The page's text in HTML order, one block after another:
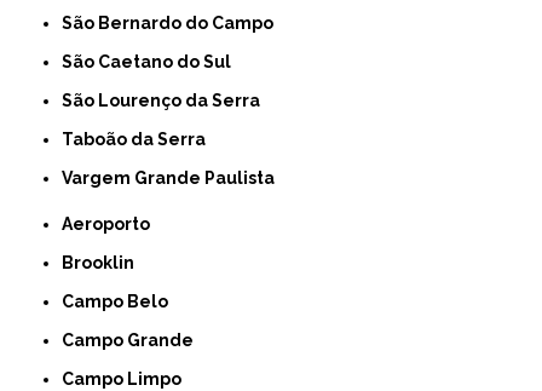
São Bernardo do Campo
São Caetano do Sul
São Lourenço da Serra
Taboão da Serra
Vargem Grande Paulista
Aeroporto
Brooklin
Campo Belo
Campo Grande
Campo Limpo